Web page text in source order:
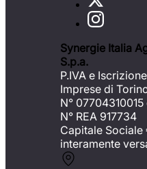
Synergie Italia
S.p.a.
P.IVA e
Imprese di
N°
N° REA 917734
Capitale Sociale
interamente